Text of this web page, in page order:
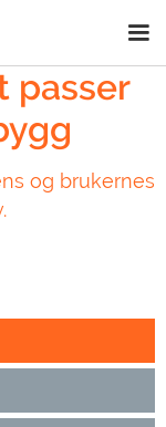
passer
og brukernes